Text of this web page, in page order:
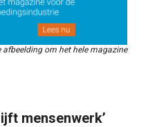
om het hele magazine
mensenwerk’